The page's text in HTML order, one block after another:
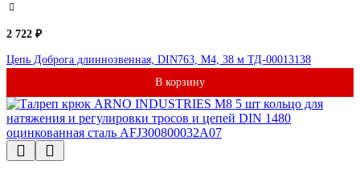
2 722 ₽
Цепь Доброга длиннозвенная, DIN763, М4, 38 м ТД-00013138
В корзину